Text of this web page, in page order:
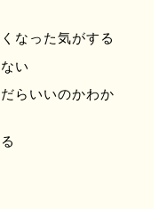
なった気がする
い
らいいのかわか